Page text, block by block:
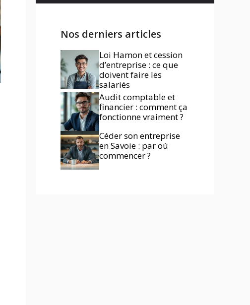
Nos derniers articles
Loi Hamon et cession
d’entreprise : ce que
doivent faire les
salariés
Audit comptable et
financier : comment ça
fonctionne vraiment ?
Céder son entreprise
en Savoie : par où
commencer ?